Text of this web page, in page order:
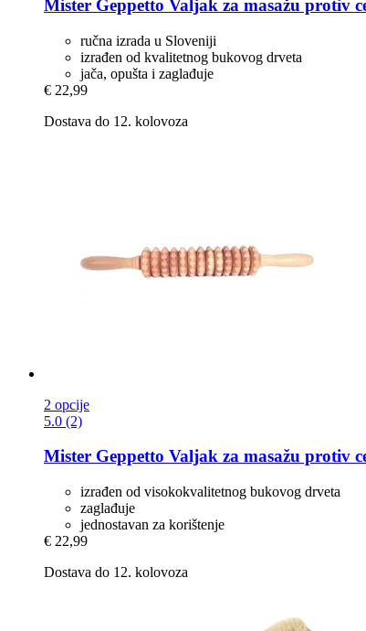
Mister Geppetto Valjak za masažu protiv
ručna izrada u Sloveniji
izrađen od kvalitetnog bukovog drveta
jača, opušta i zaglađuje
€ 22,99
Dostava do 12. kolovoza
2 opcije
5.0 (2)
Mister Geppetto Valjak za masažu protiv
izrađen od visokokvalitetnog bukovog drveta
zaglađuje
jednostavan za korištenje
€ 22,99
Dostava do 12. kolovoza